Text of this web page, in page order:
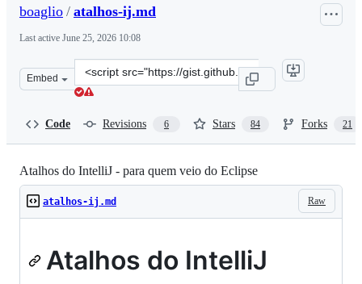
boaglio / atalhos-ij.md
Last active June 25, 2026 10:08
Embed
Clone
this
Code Revisions 6 Stars 84 Forks 21
Atalhos do IntelliJ - para quem veio do Eclipse
Raw
atalhos-ij.md
Atalhos do IntelliJ